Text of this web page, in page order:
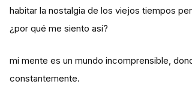
habitar la nostalgia de los viejos tiempos
¿por qué me siento así?
mi mente es un mundo incomprensible,
constantemente.